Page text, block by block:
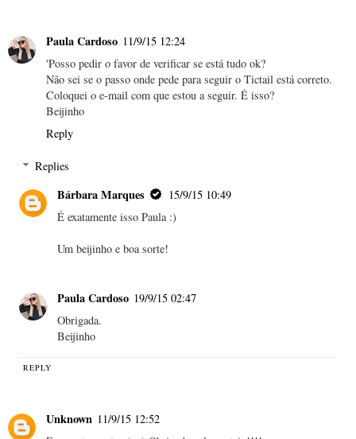
Paula Cardoso 11/9/15 12:24
'Posso pedir o favor de verificar se está tudo ok?
Não sei se o passo onde pede para seguir o Tictail está correto.
Coloquei o e-mail com que estou a seguir. É isso?
Beijinho
Reply
Replies
Bárbara Marques
15/9/15 10:49
É exatamente isso Paula :)
Um beijinho e boa sorte!
Paula Cardoso 19/9/15 02:47
Obrigada.
Beijinho
REPLY
Unknown 11/9/15 12:52